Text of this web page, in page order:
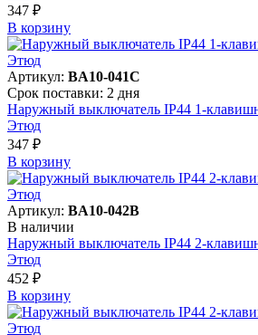
347 ₽
В корзинy
Артикул: BA10-041C
Срок поставки: 2 дня
Наружный выключатель IP44 1-
Этюд
347 ₽
В корзинy
Артикул: BA10-042B
В наличии
Наружный выключатель IP44 2-
Этюд
452 ₽
В корзинy